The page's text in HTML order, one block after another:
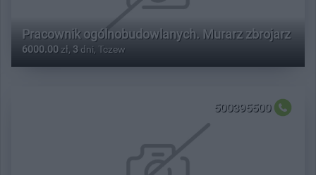
Pracownik ogólnobudowlanych. Murarz zbrojarz
6000.00 zł, 3 dni, Tczew
500395500